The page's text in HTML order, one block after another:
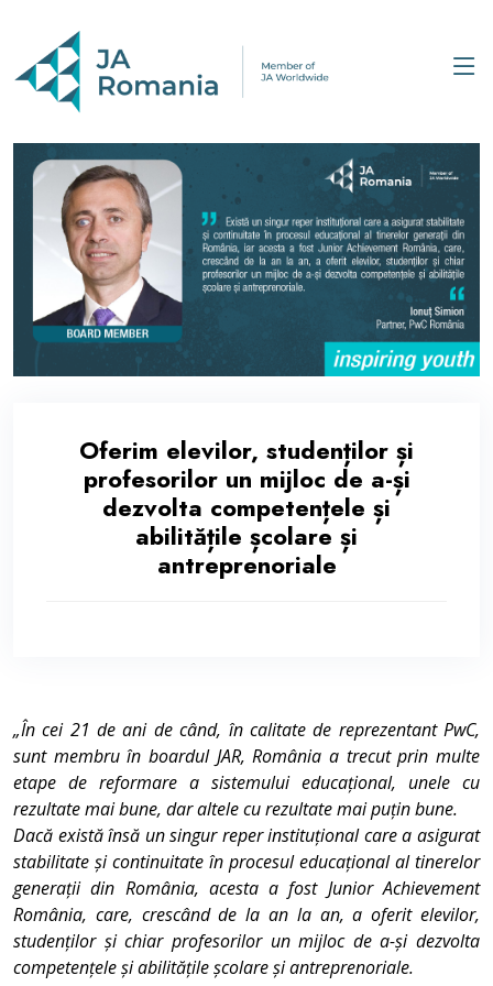
Oferim elevilor, studenților și
profesorilor un mijloc de a-și
dezvolta competențele și
abilitățile școlare și
antreprenoriale
„În cei 21 de ani de când, în calitate de reprezentant PwC,
sunt membru în boardul JAR, România a trecut prin multe
etape de reformare a sistemului educațional, unele cu
rezultate mai bune, dar altele cu rezultate mai puțin bune.
Dacă există însă un singur reper instituțional care a asigurat
stabilitate și continuitate în procesul educațional al tinerelor
generații din România, acesta a fost Junior Achievement
România, care, crescând de la an la an, a oferit elevilor,
studenților și chiar profesorilor un mijloc de a-și dezvolta
competențele și abilitățile școlare și antreprenoriale.